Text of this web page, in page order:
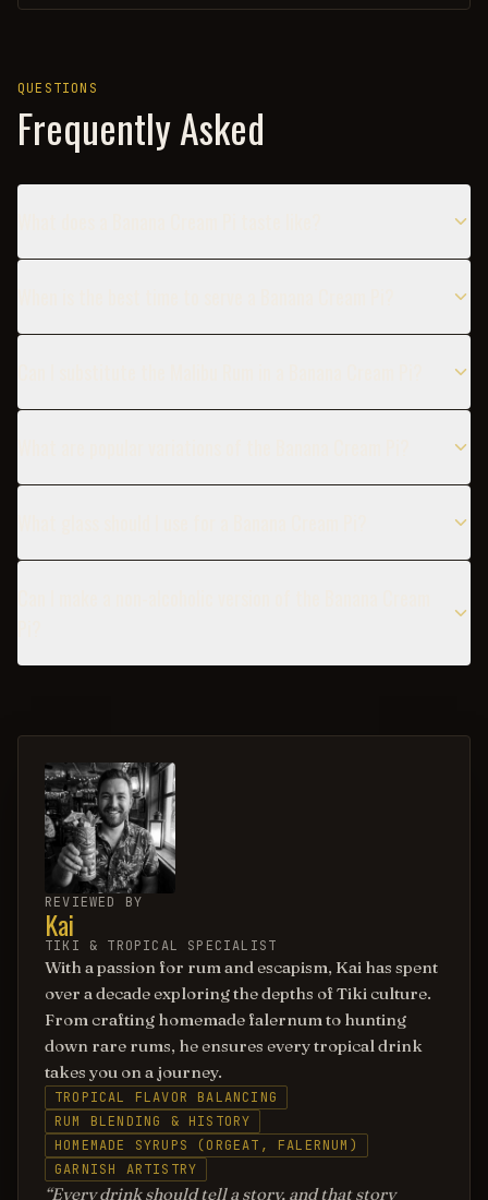
QUESTIONS
Frequently Asked
REVIEWED BY
Kai
TIKI & TROPICAL SPECIALIST
With a passion for rum and escapism, Kai has spent
over a decade exploring the depths of Tiki culture.
From crafting homemade falernum to hunting
down rare rums, he ensures every tropical drink
takes you on a journey.
TROPICAL FLAVOR BALANCING
RUM BLENDING & HISTORY
HOMEMADE SYRUPS (ORGEAT, FALERNUM)
GARNISH ARTISTRY
Every drink should tell a story, and that story